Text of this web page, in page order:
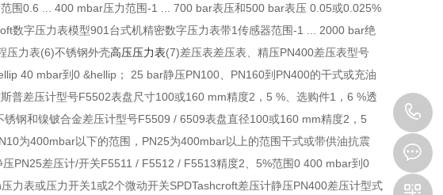
围0.6 ... 400 mbar压力范围-1 ... 700 bar表压和500 bar表压 0.05或0.025%
数字压力表模型901台式机精密数字压力表带1传感器范围-1 ... 2000 bar绝
压力表(6)不锈钢外壳高压压力表(7)差压表差压表、精压PN400差压表型号
40 mbar到0 &hellip； 25 bar静压PN100、PN160到PN400的干式或充油
普差压计型号F5502表盘尺寸100或160 mm精度2，5 %、选购件1，6 %透
钢和镍铍合金差压计型号F5509 / 6509表盘直径100或160 mm精度2，5
为400mbar以下的范围，PN25为400mbar以上的范围干式或带供油抗震
PN25差压计/开关F5511 / F5512 / F5513精度2、5%范围0 400 mbar到0
力表或压力开关1或2个微动开关SPDTashcroft差压计静压PN400差压计型式